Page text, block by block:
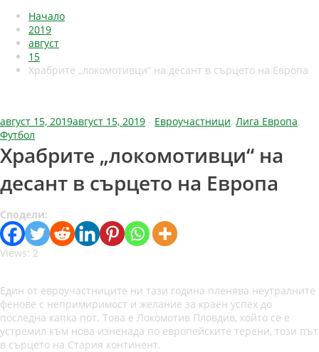
Начало
2019
август
15
Храбрите „локомотивци“ на десант в сърцето на Европа
август 15, 2019август 15, 2019 - Евроучастници, Лига Европа,
Футбол
Храбрите „локомотивци“ на
десант в сърцето на Европа
Сподели:
Views: 2
Един от евроучастниците ни тази година пленява неутралните
фенове с непримиримост и желание за краен успех до
последна капка пот. Това е Локомотив Пловдив, който се е
устремил към нова изненада по европейските терени, този път
в сърцето на Стария континент.